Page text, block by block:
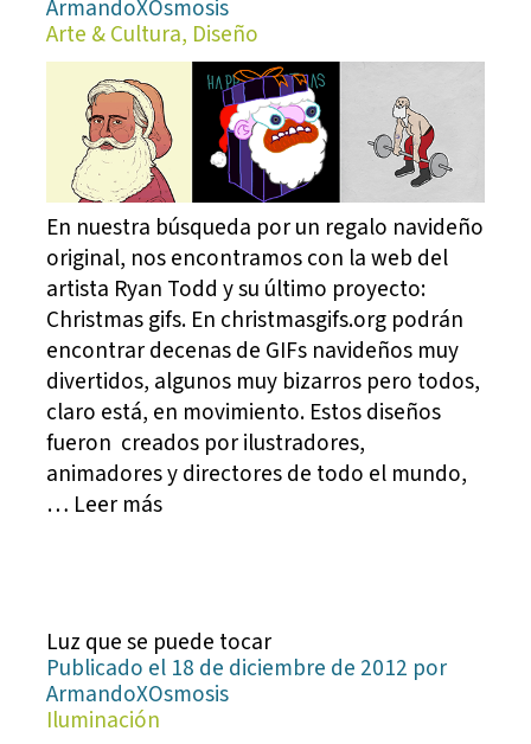
ArmandoXOsmosis
Arte & Cultura, Diseño
En nuestra búsqueda por un regalo navideño
original, nos encontramos con la web del
artista Ryan Todd y su último proyecto:
Christmas gifs. En christmasgifs.org podrán
encontrar decenas de GIFs navideños muy
divertidos, algunos muy bizarros pero todos,
claro está, en movimiento. Estos diseños
fueron creados por ilustradores,
animadores y directores de todo el mundo,
… Leer más
Luz que se puede tocar
Publicado el 18 de diciembre de 2012 por
ArmandoXOsmosis
Iluminación